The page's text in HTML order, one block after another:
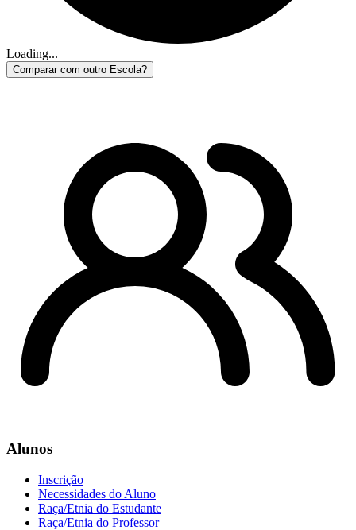
Loading...
Comparar com outro Escola?
Alunos
Inscrição
Necessidades do Aluno
Raça/Etnia do Estudante
Raça/Etnia do Professor